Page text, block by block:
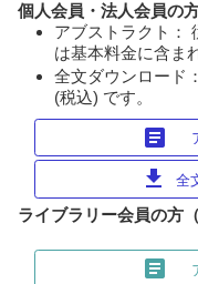
個人会員・法人会員の
アブストラクト：
は基本料金に含ま
全文ダウンロード
(税込) です。
article
download 全
ライブラリー会員の方
article